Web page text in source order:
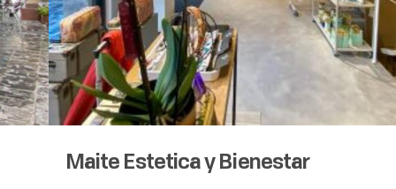
Maite Estetica y Bienestar